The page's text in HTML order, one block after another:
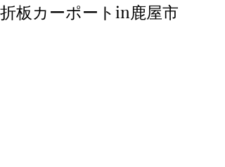
折板カーポートin鹿屋市